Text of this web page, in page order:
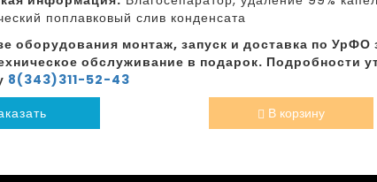
поплавковый слив конденсата
оборудования монтаж, запуск и доставка по УрФО
обслуживание в подарок. Подробности
8(343)311-52-43
В корзину